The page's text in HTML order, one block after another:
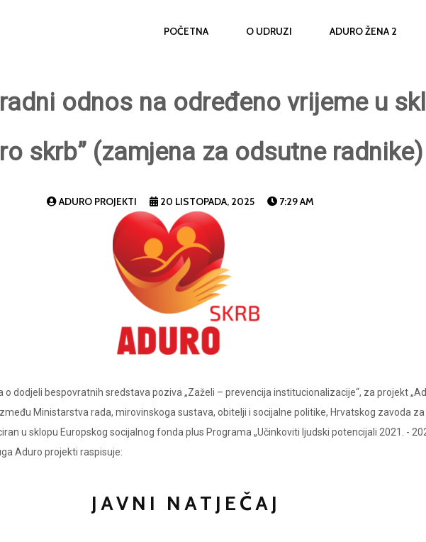
POČETNA O UDRUZI ADURO ŽENA 2
odnos na određeno vrijeme u
skrb” (zamjena za odsutne radnike)
ADURO PROJEKTI 20 LISTOPADA, 2025 7:29 AM
dodjeli bespovratnih sredstava poziva „Zaželi – prevencija institucionalizacije“, za projekt
Ministarstva rada, mirovinskoga sustava, obitelji i socijalne politike, Hrvatskog zavoda
u sklopu Europskog socijalnog fonda plus Programa „Učinkoviti ljudski potencijali 2021. -
Aduro projekti raspisuje:
JAVNI NATJEČAJ